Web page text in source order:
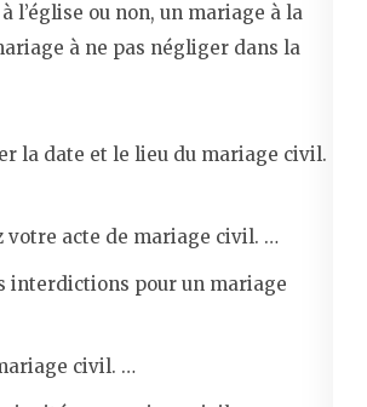
l’église ou non, un mariage à la
à ne pas négliger dans la
la date et le lieu du mariage civil.
votre acte de mariage civil. …
interdictions pour un mariage
civil. …